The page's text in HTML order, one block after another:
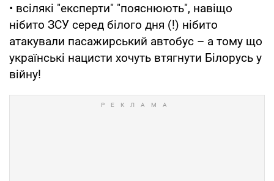
• всілякі "експерти" "пояснюють", навіщо
нібито ЗСУ серед білого дня (!) нібито
атакували пасажирський автобус – а тому що
українські нацисти хочуть втягнути Білорусь у
війну!